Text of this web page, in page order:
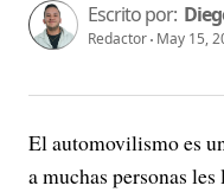
Escrito por:
Redactor May 15,
El automovilismo es
a muchas personas